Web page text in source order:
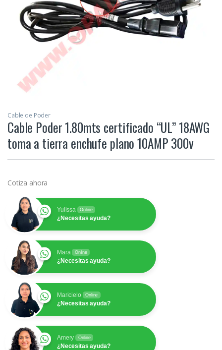
Cable de Poder
Cable Poder 1.80mts certificado “UL” 18AWG
toma a tierra enchufe plano 10AMP 300v
Cotiza ahora
Yulissa Online
¿Necesitas ayuda?
Mara Online
¿Necesitas ayuda?
Maricielo Online
¿Necesitas ayuda?
Amery Online
¿Necesitas ayuda?